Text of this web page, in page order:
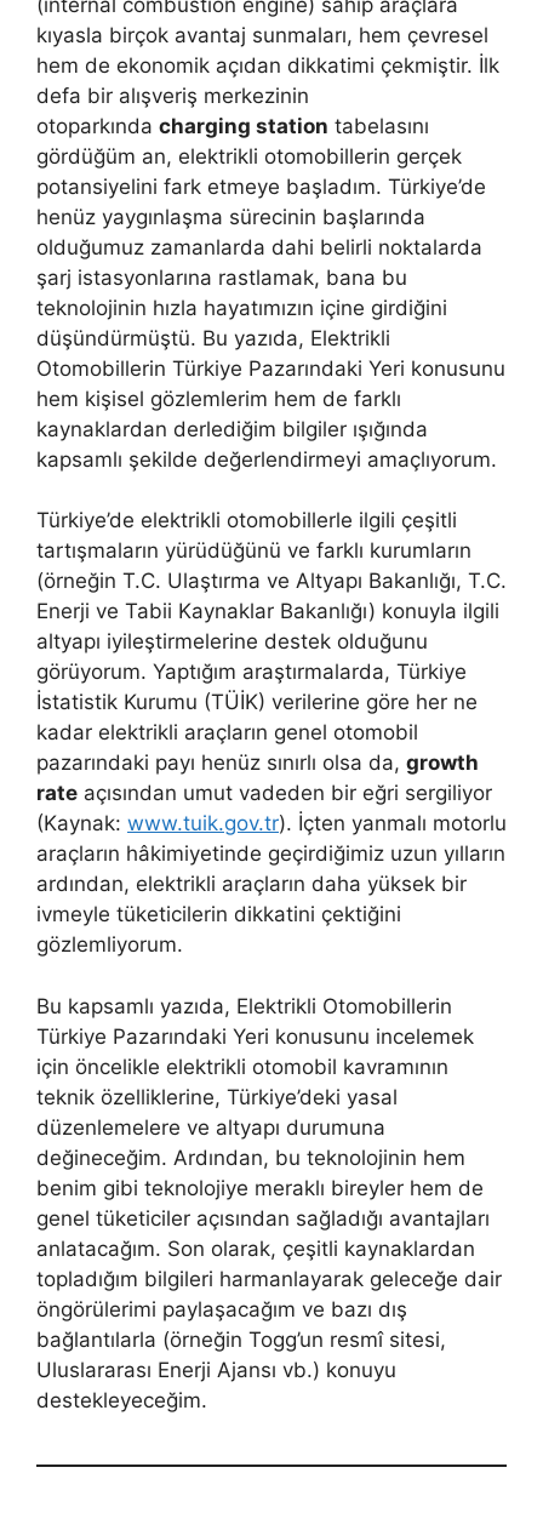
kıyasla birçok avantaj sunmaları, hem çevresel
hem de ekonomik açıdan dikkatimi çekmiştir. İlk
defa bir alışveriş merkezinin
otoparkında charging station tabelasını
gördüğüm an, elektrikli otomobillerin gerçek
potansiyelini fark etmeye başladım. Türkiye’de
henüz yaygınlaşma sürecinin başlarında
olduğumuz zamanlarda dahi belirli noktalarda
şarj istasyonlarına rastlamak, bana bu
teknolojinin hızla hayatımızın içine girdiğini
düşündürmüştü. Bu yazıda, Elektrikli
Otomobillerin Türkiye Pazarındaki Yeri konusunu
hem kişisel gözlemlerim hem de farklı
kaynaklardan derlediğim bilgiler ışığında
kapsamlı şekilde değerlendirmeyi amaçlıyorum.
Türkiye’de elektrikli otomobillerle ilgili çeşitli
tartışmaların yürüdüğünü ve farklı kurumların
(örneğin T.C. Ulaştırma ve Altyapı Bakanlığı, T.C.
Enerji ve Tabii Kaynaklar Bakanlığı) konuyla ilgili
altyapı iyileştirmelerine destek olduğunu
görüyorum. Yaptığım araştırmalarda, Türkiye
İstatistik Kurumu (TÜİK) verilerine göre her ne
kadar elektrikli araçların genel otomobil
pazarındaki payı henüz sınırlı olsa da, growth
rate açısından umut vadeden bir eğri sergiliyor
(Kaynak: www.tuik.gov.tr). İçten yanmalı motorlu
araçların hâkimiyetinde geçirdiğimiz uzun yılların
ardından, elektrikli araçların daha yüksek bir
ivmeyle tüketicilerin dikkatini çektiğini
gözlemliyorum.
Bu kapsamlı yazıda, Elektrikli Otomobillerin
Türkiye Pazarındaki Yeri konusunu incelemek
için öncelikle elektrikli otomobil kavramının
teknik özelliklerine, Türkiye’deki yasal
düzenlemelere ve altyapı durumuna
değineceğim. Ardından, bu teknolojinin hem
benim gibi teknolojiye meraklı bireyler hem de
genel tüketiciler açısından sağladığı avantajları
anlatacağım. Son olarak, çeşitli kaynaklardan
topladığım bilgileri harmanlayarak geleceğe dair
öngörülerimi paylaşacağım ve bazı dış
bağlantılarla (örneğin Togg’un resmî sitesi,
Uluslararası Enerji Ajansı vb.) konuyu
destekleyeceğim.